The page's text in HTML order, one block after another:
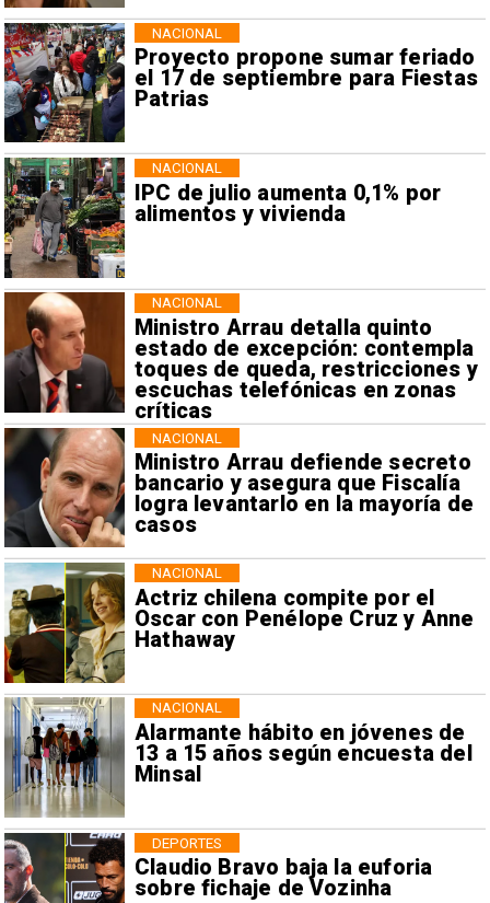
Proyecto propone sumar feriado
el 17 de septiembre para Fiestas
Patrias
NACIONAL
IPC de julio aumenta 0,1% por
alimentos y vivienda
NACIONAL
Ministro Arrau detalla quinto
estado de excepción: contempla
toques de queda, restricciones y
escuchas telefónicas en zonas
críticas
NACIONAL
Ministro Arrau defiende secreto
bancario y asegura que Fiscalía
logra levantarlo en la mayoría de
casos
NACIONAL
Actriz chilena compite por el
Oscar con Penélope Cruz y Anne
Hathaway
NACIONAL
Alarmante hábito en jóvenes de
13 a 15 años según encuesta del
Minsal
NACIONAL
Claudio Bravo baja la euforia
sobre fichaje de Vozinha
DEPORTES